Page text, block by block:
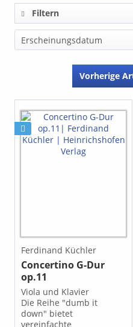
Filtern
Vorherige
Ferdinand Küchler
Concertino G-Dur
op.11
Viola und Klavier
Die Reihe "dumb it
down" bietet
vereinfachte